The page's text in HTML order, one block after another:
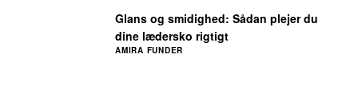
Glans og smidighed: Sådan plejer du
dine lædersko rigtigt
AMIRA FUNDER